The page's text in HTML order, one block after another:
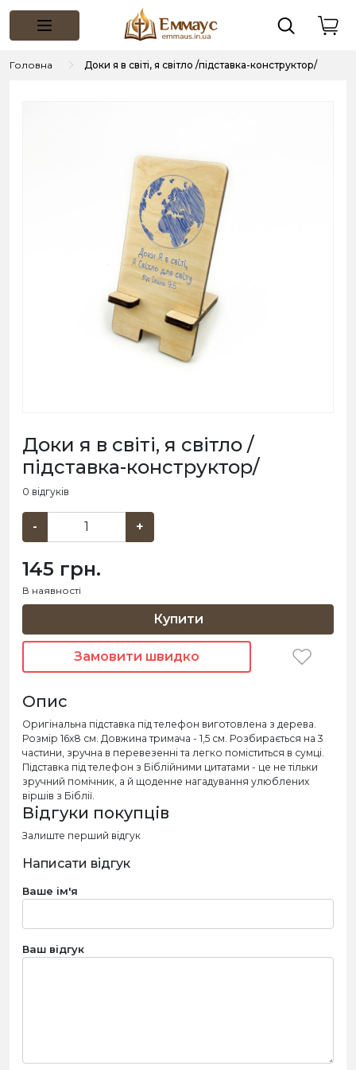
Головна Доки я в світі, я світло /підставка-конструктор/
Доки я в світі, я світло /
підставка-конструктор/
0 відгуків
- +
145 грн.
В наявності
Купити
Замовити швидко
Опис
Оригінальна підставка під телефон виготовлена з дерева.
Розмір 16х8 см. Довжина тримача - 1,5 см. Розбирається на 3
частини, зручна в перевезенні та легко поміститься в сумці.
Підставка під телефон з Біблійними цитатами - це не тільки
зручний помічник, а й щоденне нагадування улюблених
віршів з Біблії.
Відгуки покупців
Залиште перший відгук
Написати відгук
Ваше ім'я
Ваш відгук